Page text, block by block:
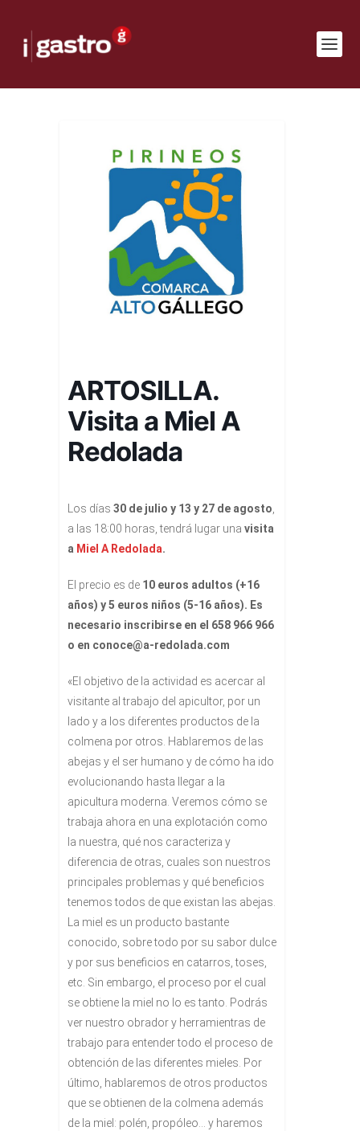
ARTOSILLA.
Visita a Miel A
Redolada
Los días 30 de julio y 13 y 27 de agosto,
a las 18:00 horas, tendrá lugar una visita
a Miel A Redolada.
El precio es de 10 euros adultos (+16
años) y 5 euros niños (5-16 años). Es
necesario inscribirse en el 658 966 966
o en conoce@a-redolada.com
«El objetivo de la actividad es acercar al
visitante al trabajo del apicultor, por un
lado y a los diferentes productos de la
colmena por otros. Hablaremos de las
abejas y el ser humano y de cómo ha ido
evolucionando hasta llegar a la
apicultura moderna. Veremos cómo se
trabaja ahora en una explotación como
la nuestra, qué nos caracteriza y
diferencia de otras, cuales son nuestros
principales problemas y qué beneficios
tenemos todos de que existan las abejas.
La miel es un producto bastante
conocido, sobre todo por su sabor dulce
y por sus beneficios en catarros, toses,
etc. Sin embargo, el proceso por el cual
se obtiene la miel no lo es tanto. Podrás
ver nuestro obrador y herramientras de
trabajo para entender todo el proceso de
obtención de las diferentes mieles. Por
último, hablaremos de otros productos
que se obtienen de la colmena además
de la miel: polén, propóleo… y haremos